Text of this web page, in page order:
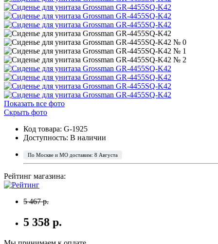
Показать все фото
Скрыть фото
Код товара: G-1925
Доступность: В наличии
По Москве и МО доставим: 8 Августа
Рейтинг магазина:
5 467 р.
5 358 р.